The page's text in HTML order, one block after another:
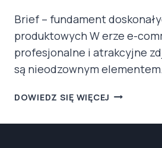
Brief – fundament
produktowych W erze e-
profesjonalne i atrakcyjne
są nieodzownym
DOWIEDZ SIĘ WIĘCEJ BRIEF